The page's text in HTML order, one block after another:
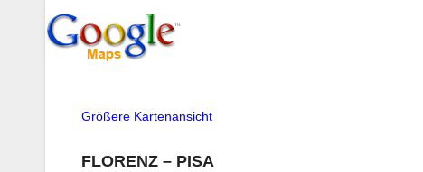
Größere Kartenansicht
FLORENZ – PISA